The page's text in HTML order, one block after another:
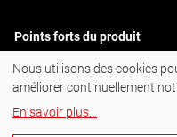
Points forts du produit
ULTIMATECUT
Nous utilisons des cookies
améliorer continuellement
En savoir plus